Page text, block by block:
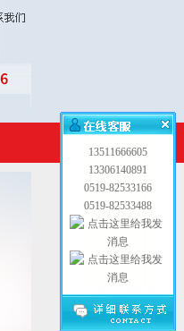
13511666605
13306140891
0519-82533166
0519-82533488